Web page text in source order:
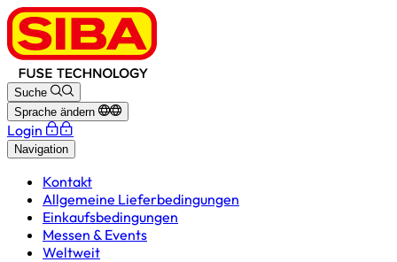
Suche
Sprache ändern
Login
Navigation
Kontakt
Allgemeine Lieferbedingungen
Einkaufsbedingungen
Messen & Events
Weltweit